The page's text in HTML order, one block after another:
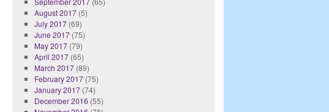
August 2017(5)
July 2017(69)
June 2017(75)
May 2017(79)
April 2017(65)
March 2017(89)
February 2017(75)
January 2017(74)
December 2016 (55)